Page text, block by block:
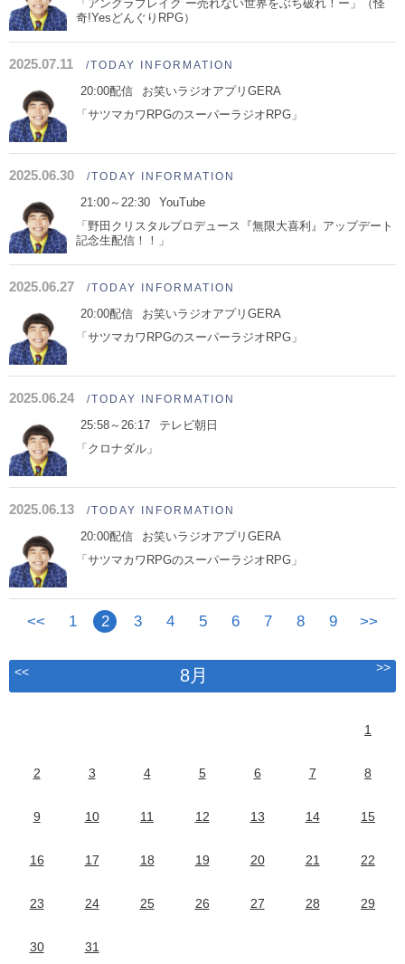
「アングラブレイク ー売れない世界をぶち破れ！ー」（怪
奇!YesどんぐりRPG）
2025.07.11 /TODAY INFORMATION
20:00配信
お笑いラジオアプリGERA
「サツマカワRPGのスーパーラジオRPG」
2025.06.30 /TODAY INFORMATION
21:00～22:30
YouTube
「野田クリスタルプロデュース『無限大喜利』アップデート
記念生配信！！」
2025.06.27 /TODAY INFORMATION
20:00配信
お笑いラジオアプリGERA
「サツマカワRPGのスーパーラジオRPG」
2025.06.24 /TODAY INFORMATION
25:58～26:17
テレビ朝日
「クロナダル」
2025.06.13 /TODAY INFORMATION
20:00配信
お笑いラジオアプリGERA
「サツマカワRPGのスーパーラジオRPG」
<< 1 2 3 4 5 6 7 8 9 >>
<< 8月 >>
1
2 3 4 5 6 7 8
9 10 11 12 13 14 15
16 17 18 19 20 21 22
23 24 25 26 27 28 29
30 31